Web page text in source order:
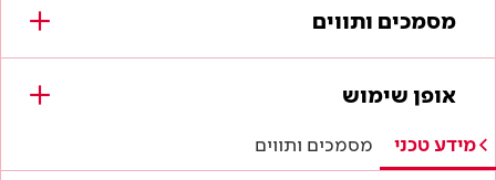
מסמכים ותווים
מסמכים להורדה
תווי תקן
אופן שימוש
מידע טכני מסמכים ותווים